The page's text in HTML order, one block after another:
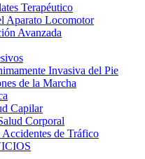
Terapéutico
Aparato Locomotor
Avanzada
Invasiva del Pie
de la Marcha
Capilar
Corporal
de Tráfico